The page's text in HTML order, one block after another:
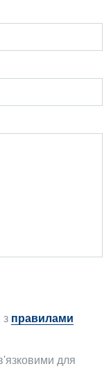
з правилами
для